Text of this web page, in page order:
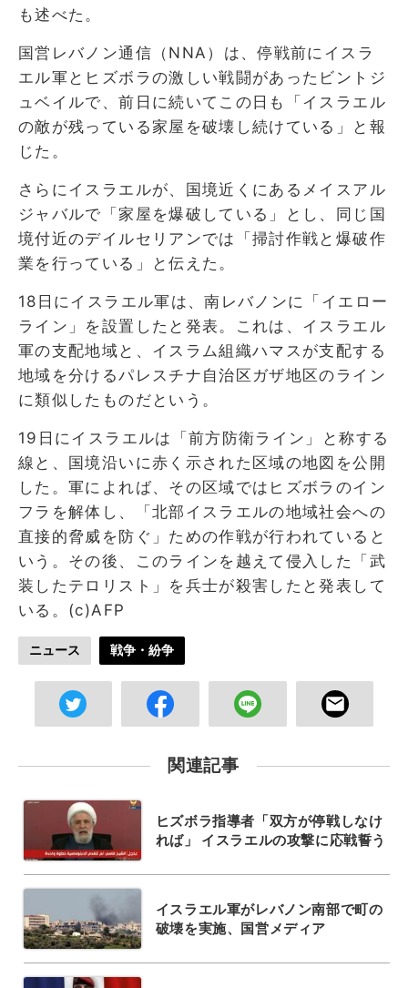
も述べた。
国営レバノン通信（NNA）は、停戦前にイスラ
エル軍とヒズボラの激しい戦闘があったビントジ
ュベイルで、前日に続いてこの日も「イスラエル
の敵が残っている家屋を破壊し続けている」と報
じた。
さらにイスラエルが、国境近くにあるメイスアル
ジャバルで「家屋を爆破している」とし、同じ国
境付近のデイルセリアンでは「掃討作戦と爆破作
業を行っている」と伝えた。
18日にイスラエル軍は、南レバノンに「イエロー
ライン」を設置したと発表。これは、イスラエル
軍の支配地域と、イスラム組織ハマスが支配する
地域を分けるパレスチナ自治区ガザ地区のライン
に類似したものだという。
19日にイスラエルは「前方防衛ライン」と称する
線と、国境沿いに赤く示された区域の地図を公開
した。軍によれば、その区域ではヒズボラのイン
フラを解体し、「北部イスラエルの地域社会への
直接的脅威を防ぐ」ための作戦が行われていると
いう。その後、このラインを越えて侵入した「武
装したテロリスト」を兵士が殺害したと発表して
いる。(c)AFP
ニュース 戦争・紛争
関連記事
ヒズボラ指導者「双方が停戦しなけ
れば」 イスラエルの攻撃に応戦誓う
イスラエル軍がレバノン南部で町の
破壊を実施、国営メディア